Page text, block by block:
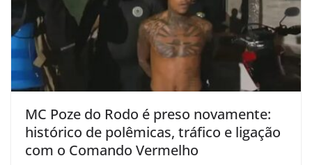
MC Poze do Rodo é preso novamente:
histórico de polêmicas, tráfico e ligação
com o Comando Vermelho